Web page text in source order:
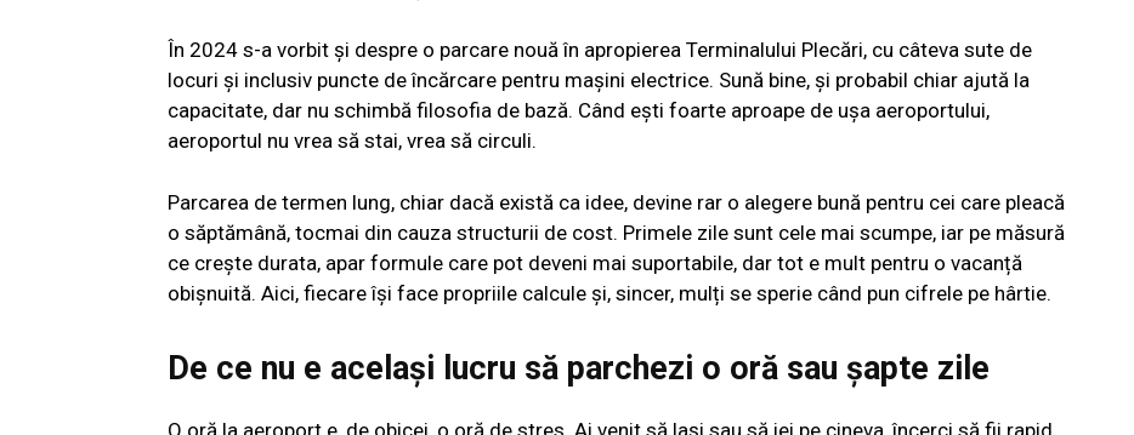
În 2024 s-a vorbit și despre o parcare nouă în apropierea Terminalului Plecări, cu câteva sute de
locuri și inclusiv puncte de încărcare pentru mașini electrice. Sună bine, și probabil chiar ajută la
capacitate, dar nu schimbă filosofia de bază. Când ești foarte aproape de ușa aeroportului,
aeroportul nu vrea să stai, vrea să circuli.
Parcarea de termen lung, chiar dacă există ca idee, devine rar o alegere bună pentru cei care pleacă
o săptămână, tocmai din cauza structurii de cost. Primele zile sunt cele mai scumpe, iar pe măsură
ce crește durata, apar formule care pot deveni mai suportabile, dar tot e mult pentru o vacanță
obișnuită. Aici, fiecare își face propriile calcule și, sincer, mulți se sperie când pun cifrele pe hârtie.
De ce nu e același lucru să parchezi o oră sau șapte zile
O oră la aeroport e, de obicei, o oră de stres. Ai venit să lași sau să iei pe cineva, încerci să fii rapid,